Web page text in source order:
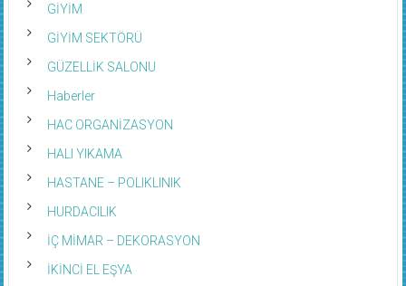
GİYİM
GİYİM SEKTÖRÜ
GÜZELLİK SALONU
Haberler
HAC ORGANİZASYON
HALI YIKAMA
HASTANE – POLIKLINIK
HURDACILIK
İÇ MİMAR – DEKORASYON
İKİNCİ EL EŞYA